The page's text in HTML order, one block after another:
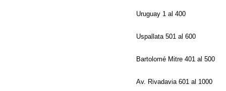
Uruguay 1 al 400
Uspallata 501 al 600
Bartolomé Mitre 401 al 500
Av. Rivadavia 601 al 1000